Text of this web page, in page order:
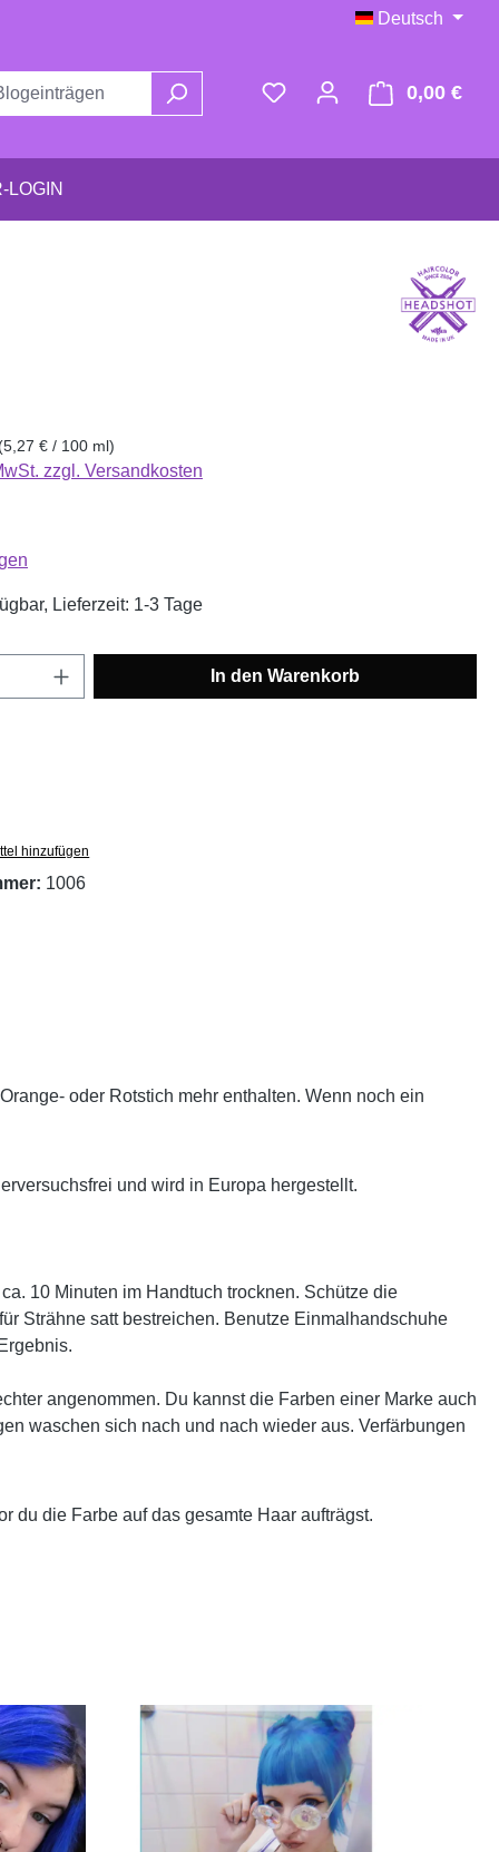
Deutsch
0,00 €
LOGIN
€ / 100 ml)
zzgl. Versandkosten
Bewertung von 4.61 von 5 Sternen
Lieferzeit: 1-3 Tage
Gib den gewünschten Wert ein
In den Warenkorb
hinzufügen
1006
oder Rotstich mehr enthalten. Wenn noch ein
und wird in Europa hergestellt.
10 Minuten im Handtuch trocknen. Schütze die
Strähne satt bestreichen. Benutze Einmalhandschuhe
angenommen. Du kannst die Farben einer Marke auch
waschen sich nach und nach wieder aus. Verfärbungen
du die Farbe auf das gesamte Haar aufträgst.